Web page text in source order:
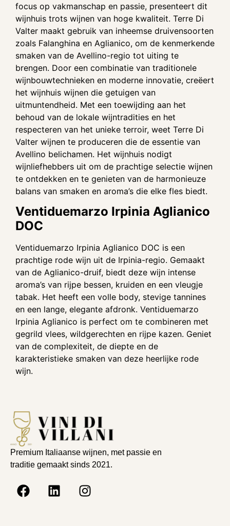
focus op vakmanschap en passie, presenteert dit
wijnhuis trots wijnen van hoge kwaliteit. Terre Di
Valter maakt gebruik van inheemse druivensoorten
zoals Falanghina en Aglianico, om de kenmerkende
smaken van de Avellino-regio tot uiting te
brengen. Door een combinatie van traditionele
wijnbouwtechnieken en moderne innovatie, creëert
het wijnhuis wijnen die getuigen van
uitmuntendheid. Met een toewijding aan het
behoud van de lokale wijntradities en het
respecteren van het unieke terroir, weet Terre Di
Valter wijnen te produceren die de essentie van
Avellino belichamen. Het wijnhuis nodigt
wijnliefhebbers uit om de prachtige selectie wijnen
te ontdekken en te genieten van de harmonieuze
balans van smaken en aroma’s die elke fles biedt.
Ventiduemarzo Irpinia Aglianico
DOC
Ventiduemarzo Irpinia Aglianico DOC is een
prachtige rode wijn uit de Irpinia-regio. Gemaakt
van de Aglianico-druif, biedt deze wijn intense
aroma’s van rijpe bessen, kruiden en een vleugje
tabak. Het heeft een volle body, stevige tannines
en een lange, elegante afdronk. Ventiduemarzo
Irpinia Aglianico is perfect om te combineren met
gegrild vlees, wildgerechten en rijpe kazen. Geniet
van de complexiteit, de diepte en de
karakteristieke smaken van deze heerlijke rode
wijn.
Premium Italiaanse wijnen, met passie en
traditie gemaakt sinds 2021.